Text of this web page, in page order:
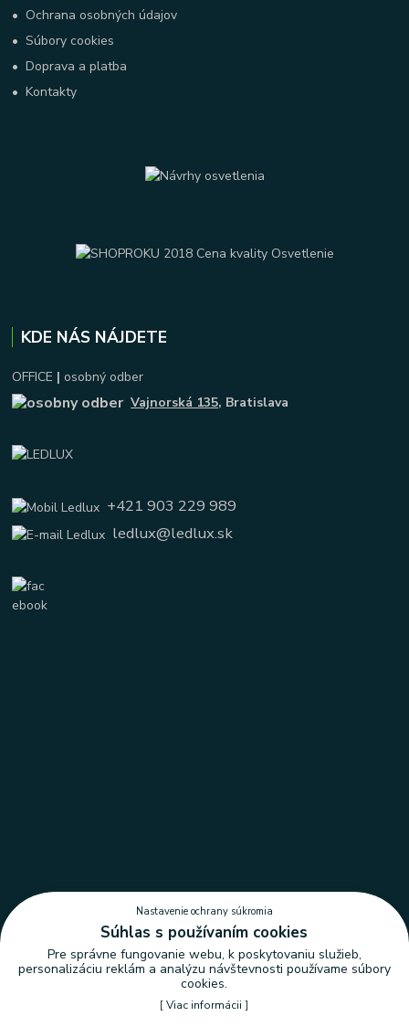
• Ochrana osobných údajov
•Súbory cookies
•Doprava a platba
•Kontakty
KDE NÁS NÁJDETE
OFFICE | osobný odber
Vajnorská 135, Bratislava
+421 903 229 989
ledlux@ledlux.sk
Nastavenie ochrany súkromia
Súhlas s používaním cookies
Pre správne fungovanie webu, k poskytovaniu služieb,
personalizáciu reklám a analýzu návštevnosti používame súbory
cookies.
[Viac informácii ]